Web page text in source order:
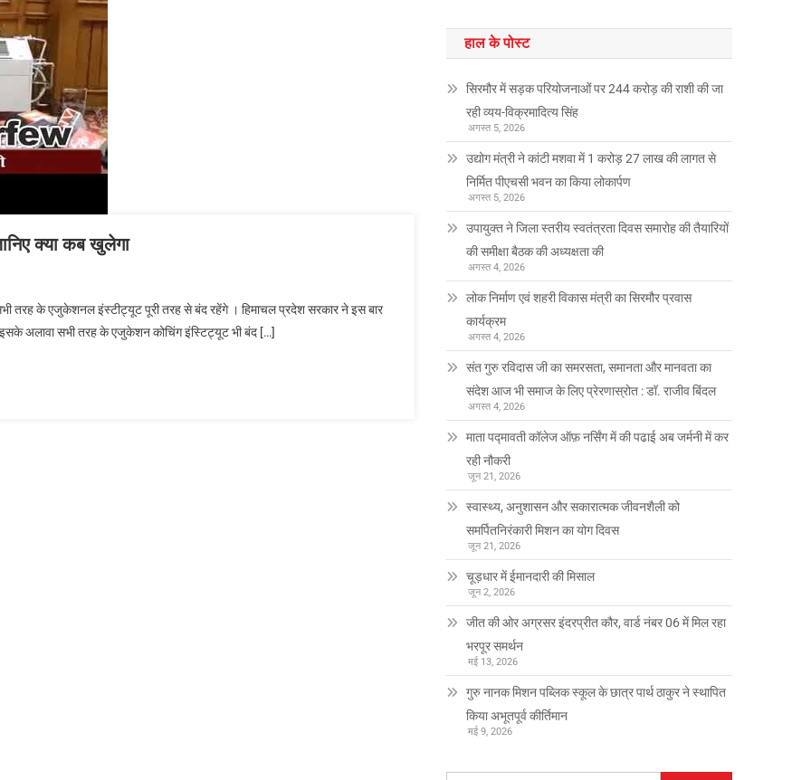
क्या कब खुलेगा
तरह के एजुकेशनल इंस्टीट्यूट पूरी तरह से बंद रहेंगे । हिमाचल प्रदेश सरकार ने इस बार
इसके अलावा सभी तरह के एजुकेशन कोचिंग इंस्टिट्यूट भी बंद […]
हाल के पोस्ट
सिरमौर में सड़क परियोजनाओं पर 244 करोड़ की राशी की जा
रही व्यय-विक्रमादित्य सिंह
अगस्त 5, 2026
उद्योग मंत्री ने कांटी मशवा में 1 करोड़ 27 लाख की लागत से
निर्मित पीएचसी भवन का किया लोकार्पण
अगस्त 5, 2026
उपायुक्त ने जिला स्तरीय स्वतंत्रता दिवस समारोह की तैयारियों
की समीक्षा बैठक की अध्यक्षता की
अगस्त 4, 2026
लोक निर्माण एवं शहरी विकास मंत्री का सिरमौर प्रवास
कार्यक्रम
अगस्त 4, 2026
संत गुरु रविदास जी का समरसता, समानता और मानवता का
संदेश आज भी समाज के लिए प्रेरणास्रोत : डॉ. राजीव बिंदल
अगस्त 4, 2026
माता पद्मावती कॉलेज ऑफ़ नर्सिंग में की पढाई अब जर्मनी में कर
रही नौकरी
जून 21, 2026
स्वास्थ्य, अनुशासन और सकारात्मक जीवनशैली को
समर्पितनिरंकारी मिशन का योग दिवस
जून 21, 2026
चूड़धार में ईमानदारी की मिसाल
जून 2, 2026
जीत की ओर अग्रसर इंदरप्रीत कौर, वार्ड नंबर 06 में मिल रहा
भरपूर समर्थन
मई 13, 2026
गुरु नानक मिशन पब्लिक स्कूल के छात्र पार्थ ठाकुर ने स्थापित
किया अभूतपूर्व कीर्तिमान
मई 9, 2026